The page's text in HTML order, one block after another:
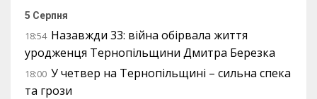
5 Серпня
18:54 Назавжди 33: війна обірвала життя
уродженця Тернопільщини Дмитра Березка
18:00 У четвер на Тернопільщині – сильна спека
та грози